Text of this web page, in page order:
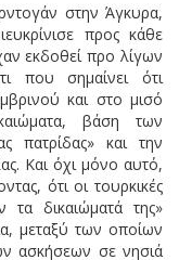
στην Άγκυρα,
προς κάθε
εκδοθεί προ λίγων
που σημαίνει ότι
και στο μισό
βάση των
πατρίδας» και την
Και όχι μόνο αυτό,
ότι οι τουρκικές
τα δικαιώματά της»
μεταξύ των οποίων
ασκήσεων σε νησιά